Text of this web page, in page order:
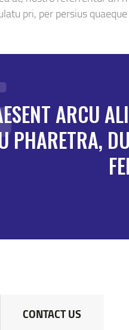
pri, per persius
ARCU
PHARETRA,
CONTACT US